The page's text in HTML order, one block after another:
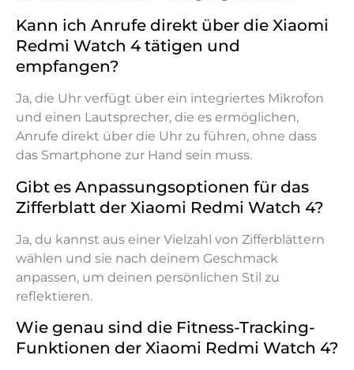
Kann ich Anrufe direkt über die Xiaomi
Redmi Watch 4 tätigen und
empfangen?
Ja, die Uhr verfügt über ein integriertes Mikrofon
und einen Lautsprecher, die es ermöglichen,
Anrufe direkt über die Uhr zu führen, ohne dass
das Smartphone zur Hand sein muss.
Gibt es Anpassungsoptionen für das
Zifferblatt der Xiaomi Redmi Watch 4?
Ja, du kannst aus einer Vielzahl von Zifferblättern
wählen und sie nach deinem Geschmack
anpassen, um deinen persönlichen Stil zu
reflektieren.
Wie genau sind die Fitness-Tracking-
Funktionen der Xiaomi Redmi Watch 4?